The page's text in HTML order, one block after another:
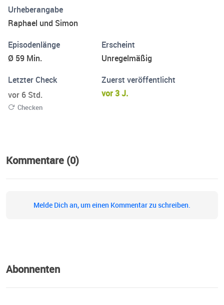
Urheberangabe
Raphael und Simon
Episodenlänge
Ø 59 Min.
Erscheint
Unregelmäßig
Letzter Check
vor 6 Std.
Checken
Zuerst veröffentlicht
vor 3 J.
Kommentare (0)
Melde Dich an, um einen Kommentar zu schreiben.
Abonnenten